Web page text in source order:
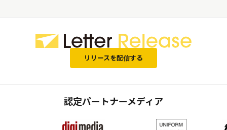
リリースを配信する
認定パートナーメディア